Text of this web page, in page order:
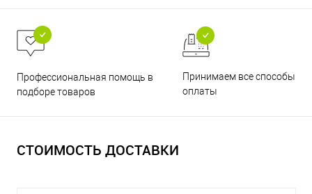
Профессиональная помощь в
подборе товаров
Принимаем все способы
оплаты
СТОИМОСТЬ ДОСТАВКИ